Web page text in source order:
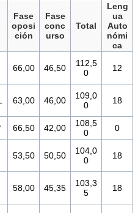
Fase
oposi
ción
Fase
conc
urso
Total
Leng
ua
Auto
nómi
ca
66,00 46,50
112,5
0
12
63,00 46,00
109,0
0
18
66,50 42,00
108,5
0
0
53,50 50,50
104,0
0
18
58,00 45,35
103,3
5
18